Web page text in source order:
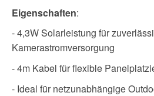
Eigenschaften:
- 4,3W Solarleistung für
Kamerastromversorgung
- 4m Kabel für flexible
- Ideal für netzunabhängige